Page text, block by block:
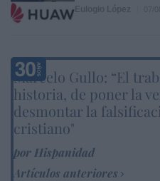
Marcelo Gullo: “El
historia, de poner la
desmontar la
cristiano"
por Hispanidad
Artículos anteriores